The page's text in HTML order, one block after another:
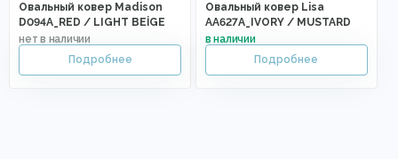
Овальный ковер Madison
D094A_RED / LIGHT BEİGE
Овальный ковер Lisa
AA627A_IVORY / MUSTARD